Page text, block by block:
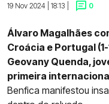
19 Nov 2024 | 18:13 |
0
Álvaro Magalhães
Croácia e Portugal
Geovany Quenda,
primeira
Benfica manifestou